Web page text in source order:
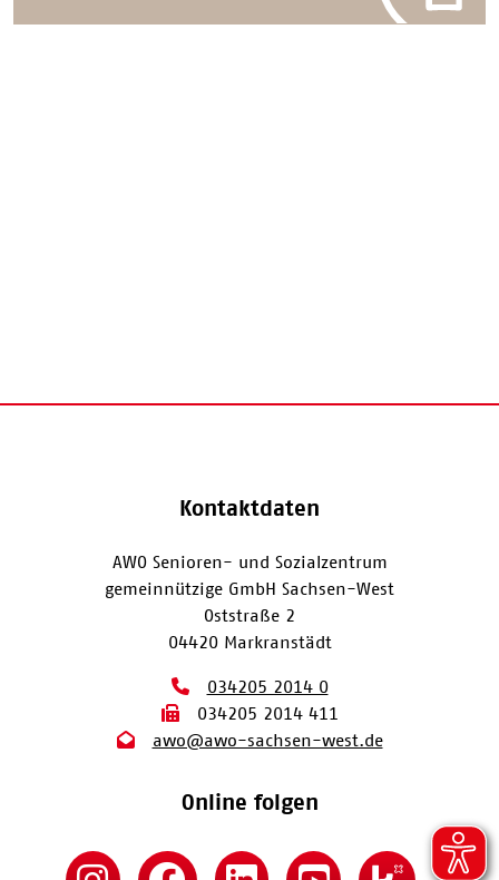
Kontaktdaten
AWO Senioren- und Sozialzentrum
gemeinnützige GmbH Sachsen-West
Oststraße 2
04420 Markranstädt
034205 2014 0
034205 2014 411
awo@awo-sachsen-west.de
Online folgen